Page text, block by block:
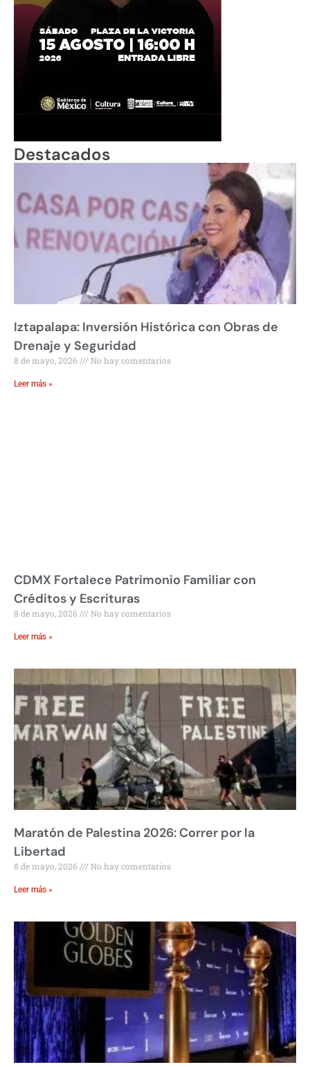
Destacados
Iztapalapa: Inversión Histórica con Obras de
Drenaje y Seguridad
8 de mayo, 2026 No hay comentarios
Leer más »
CDMX Fortalece Patrimonio Familiar con
Créditos y Escrituras
8 de mayo, 2026 No hay comentarios
Leer más »
Maratón de Palestina 2026: Correr por la
Libertad
8 de mayo, 2026 No hay comentarios
Leer más »